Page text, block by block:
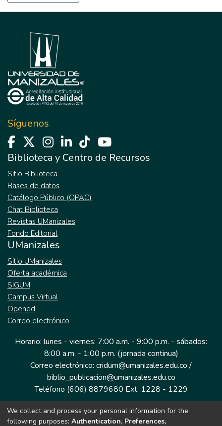
Síguenos
Biblioteca y Centro de Recursos
Sitio Biblioteca
Bases de datos
Catálogo Público (OPAC)
Chat Biblioteca
Revistas UManizales
Fondo Editorial
UManizales
Sitio UManizales
Oferta académica
SIGUM
Campus Virtual
Opened
Correo electrónico
Horario: lunes - viernes: 7:00 a.m. - 9:00 p.m. - sábados:
8:00 a.m. - 1:00 p.m. (jornada continua)
Correo electrónico: cridum@umanizales.edu.co /
biblio_publicacion@umanizales.edu.co
Teléfono (606) 8879680 Ext: 1228 - 1229
Dirección: Cra 9 a # 19-03 Edificio histórico, piso 1
We collect and process your personal information for the
following purposes: Authentication, Preferences,